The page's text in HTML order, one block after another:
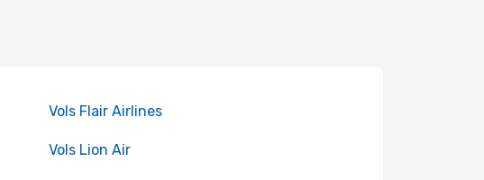
Vols Flair Airlines
Vols Lion Air